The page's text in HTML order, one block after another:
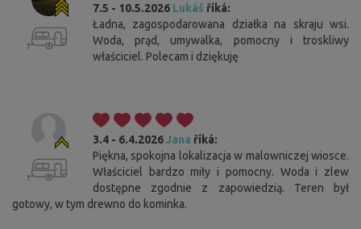
7.5 - 10.5.2026 Lukáš říká:
Ładna, zagospodarowana działka na skraju wsi.
Woda, prąd, umywalka, pomocny i troskliwy
właściciel. Polecam i dziękuję
3.4 - 6.4.2026Jana říká:
Piękna, spokojna lokalizacja w malowniczej wiosce.
Właściciel bardzo miły i pomocny. Woda i zlew
dostępne zgodnie z zapowiedzią. Teren był
gotowy, w tym drewno do kominka.